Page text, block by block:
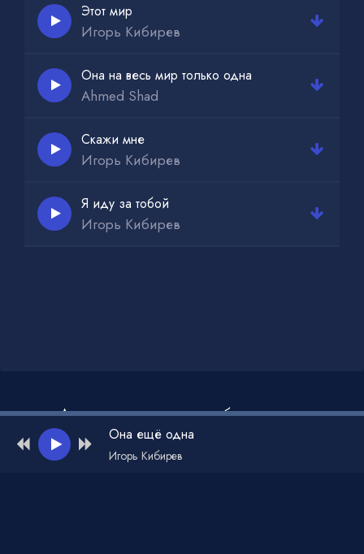
Этот мир
Игорь Кибирев
Она на весь мир только одна
Ahmed Shad
Скажи мне
Игорь Кибирев
Я иду за тобой
Игорь Кибирев
Администрация для жалоб и рекламы:
admin@muzdark.net
Она ещё одна
Игорь Кибирев